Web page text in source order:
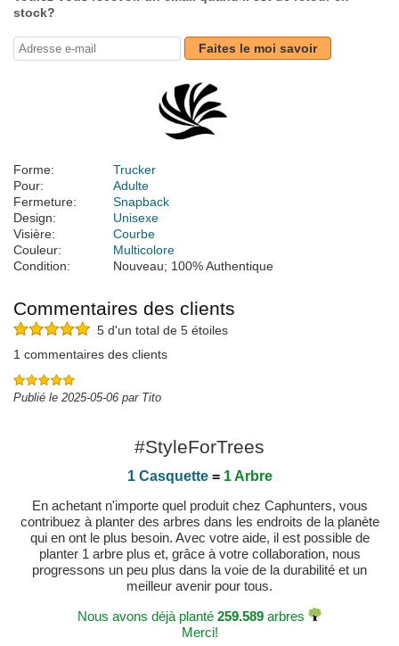
stock?
Faites le moi savoir
Forme:
Trucker
Pour:
Adulte
Fermeture:
Snapback
Design:
Unisexe
Visière:
Courbe
Couleur:
Multicolore
Condition:
Nouveau; 100% Authentique
Commentaires des clients
5 d'un total de 5 étoiles
1 commentaires des clients
Publié le 2025-05-06 par Tito
#StyleForTrees
1 Casquette= 1 Arbre
En achetant n'importe quel produit chez Caphunters, vous
contribuez à planter des arbres dans les endroits de la planète
qui en ont le plus besoin. Avec votre aide, il est possible de
planter 1 arbre plus et, grâce à votre collaboration, nous
progressons un peu plus dans la voie de la durabilité et un
meilleur avenir pour tous.
Nous avons déjà planté 259.589 arbres
Merci!